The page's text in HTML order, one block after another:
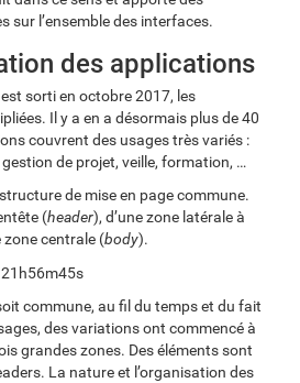
sur l’ensemble des interfaces.
des applications
sorti en octobre 2017, les
Il y a en a désormais plus de 40
couvrent des usages très variés :
de projet, veille, formation, …
de mise en page commune.
(header), d’une zone latérale à
zone centrale (body).
commune, au fil du temps et du fait
des variations ont commencé à
grandes zones. Des éléments sont
La nature et l’organisation des